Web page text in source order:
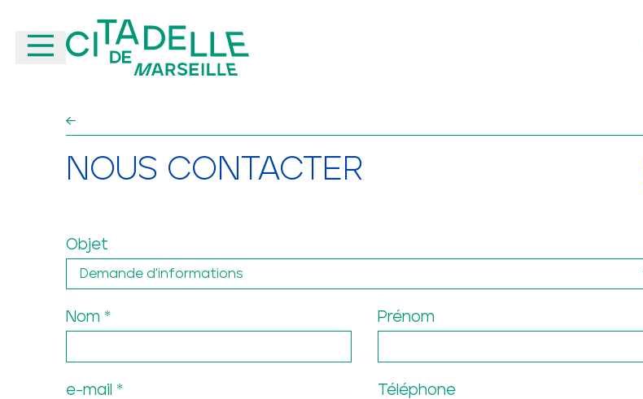
NOUS CONTACTER
Objet
Nom Prénom
e-mail Téléphone